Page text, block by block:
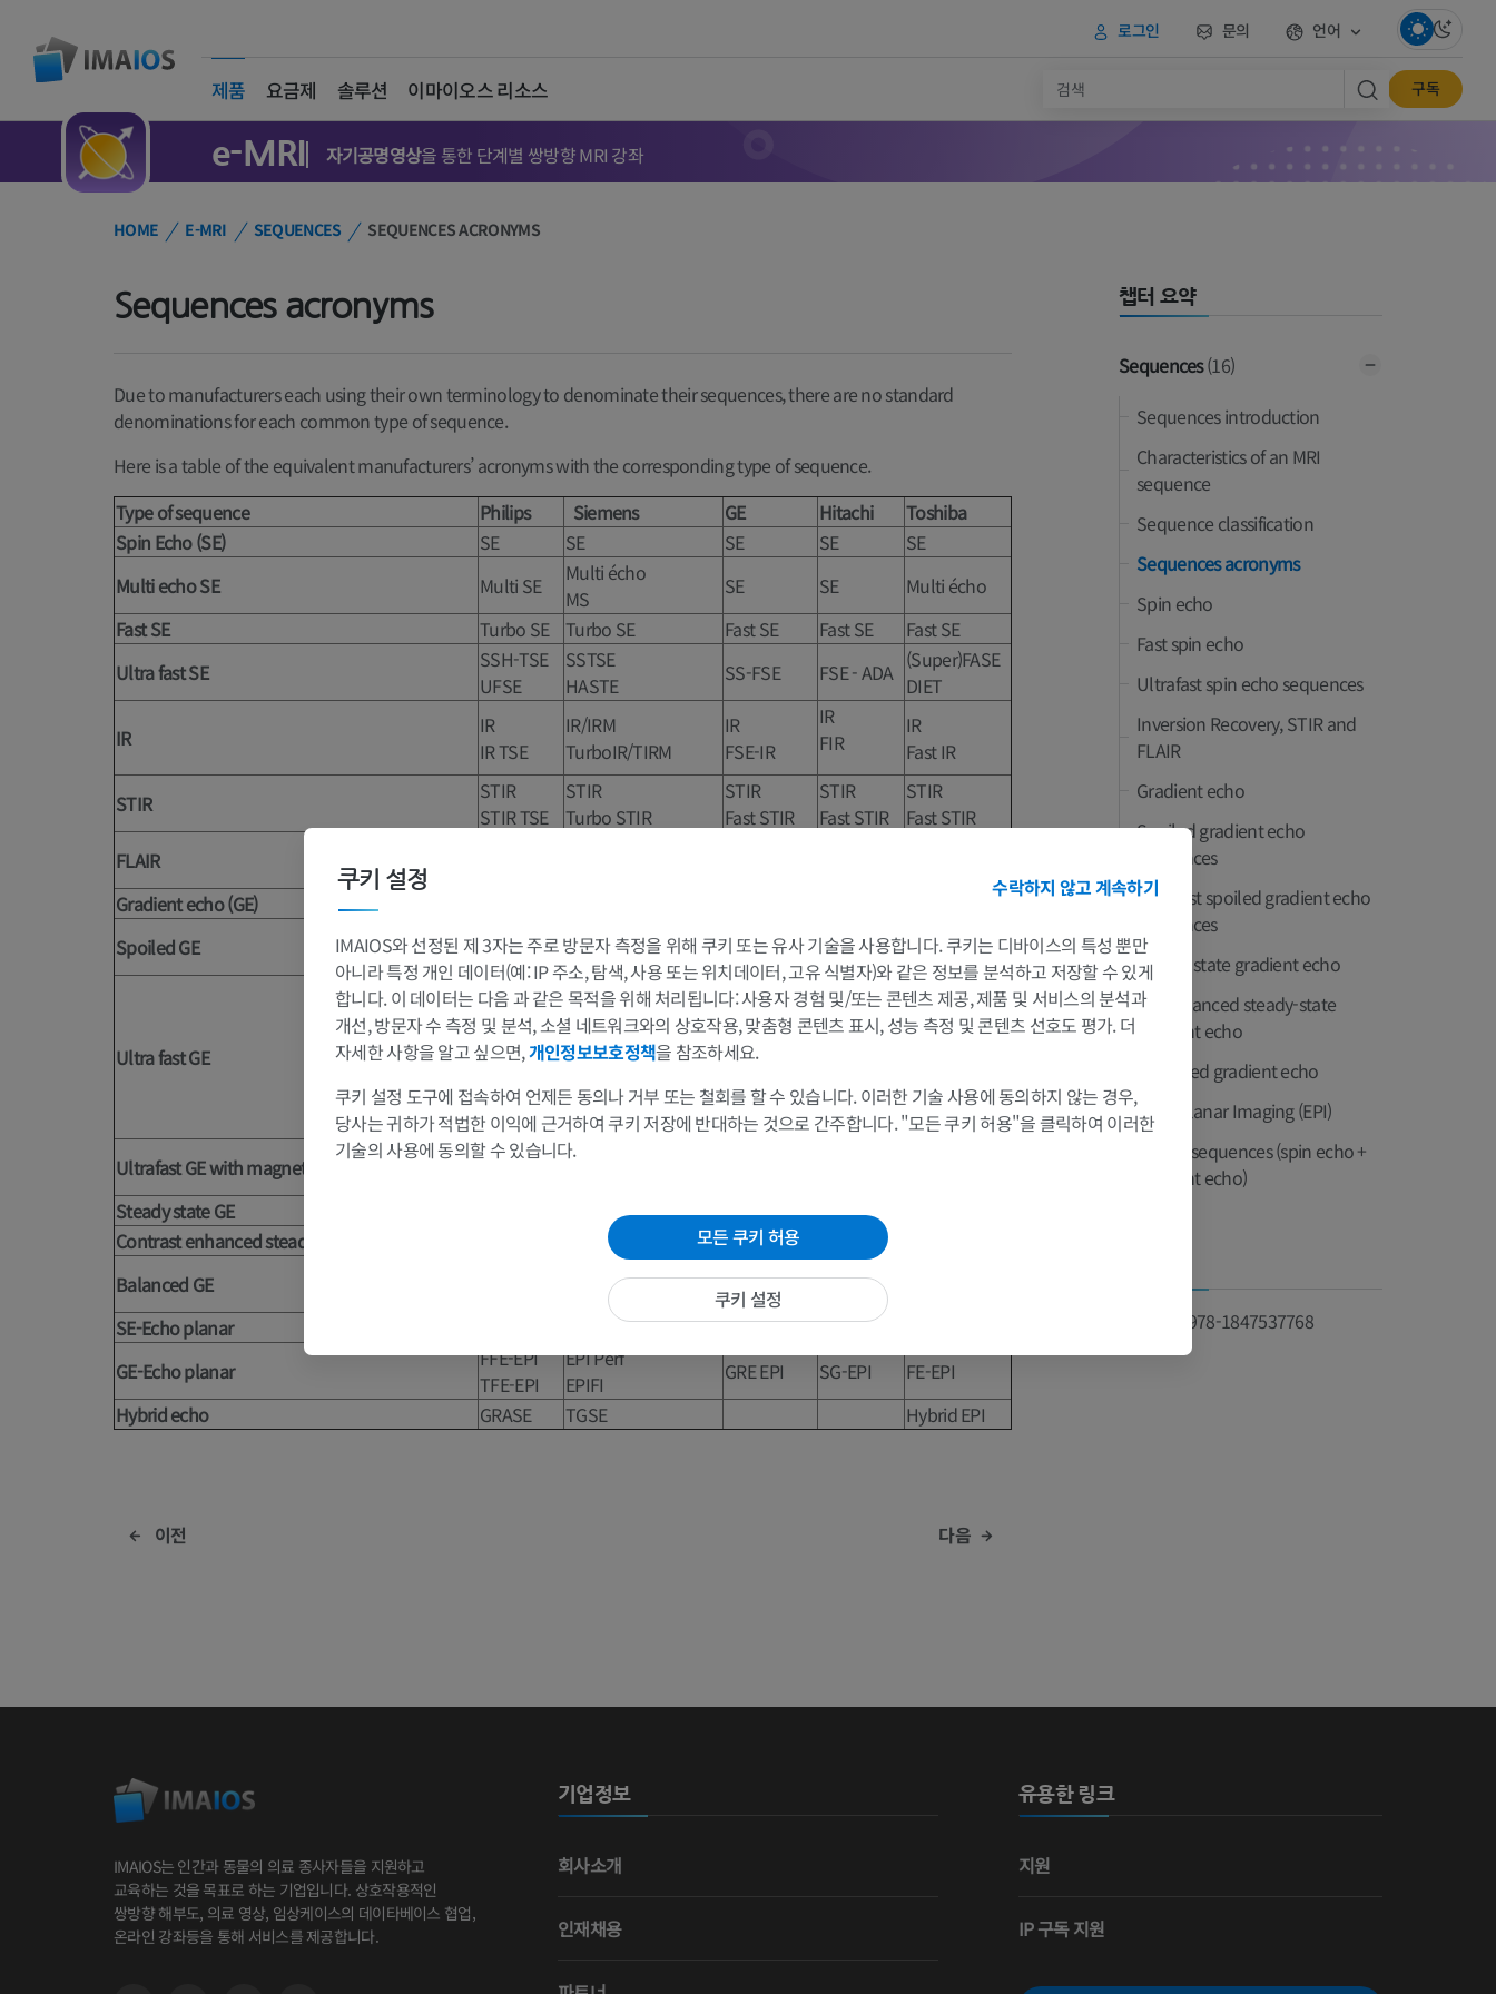
로그인 문의 언어
제품
(current)
요금제 솔루션 이마이오스 리소스 구독
e-MRI 자기공명영상을 통한 단계별 쌍방향 MRI 강좌
HOME E-MRI SEQUENCES SEQUENCES ACRONYMS
Sequences acronyms
Due to manufacturers each using their own terminology to denominate their sequences, there are no standard
denominations for each common type of sequence.
Here is a table of the equivalent manufacturers’ acronyms with the corresponding type of sequence.
Type of sequence
Philips Siemens GE Hitachi
Toshiba
Spin Echo (SE)
SE SE SE SE
SE
Multi echo SE
Multi SE
Multi écho
MS
SE SE
Multi écho
Fast SE
Turbo SE Turbo SE Fast SE Fast SE
Fast SE
Ultra fast SE
SSH-TSE
UFSE
SSTSE
HASTE
SS-FSE FSE - ADA (Super)FASE
DIET
IR
IR
IR TSE
IR/IRM
TurboIR/TIRM
IR
FSE-IR
IR
FIR
IR
Fast IR
STIR
STIR
STIR TSE
STIR
Turbo STIR
STIR
Fast STIR
STIR
Fast STIR
STIR
Fast STIR
FLAIR
Gradient echo (GE)
Spoiled GE
T1-FFE FLASH
SPGR
MPSPGR
RSSG
RF-spoiled
FE
Ultra fast GE
T1 -TFE
T2-TFE
THRIVE
TurboFLASH
VIBE
FGRE
Fast SPGR
FMPSPGR
VIBRANT
FAME
LAVA
Fast FE
QUICK 3D
Ultrafast GE with magnetization preparation IR-TFE T
Steady state GE
MPGR, GRE TRSG
Contrast enhanced steady state GE
SSFP
Balanced GE
Turbo FISP FIESTA BASG
SE-Echo planar
SE EPI SE EPI
GE-Echo planar
FFE-EPI
TFE-EPI
EPI Perf
EPIFI
GRE EPI SG-EPI
FE-EPI
Hybrid echo
GRASE TGSE Hybrid EPI
이전 다음
챕터 요약
Sequences(16)
Sequences introduction
Characteristics of an MRI
sequence
Sequence classification
Sequences acronyms
Spin echo
Fast spin echo
Ultrafast spin echo sequences
Inversion Recovery, STIR and
FLAIR
Gradient echo
Spoiled gradient echo
sequences
Ultrafast spoiled gradient echo
sequences
Steady state gradient echo
T2-enhanced steady-state
gradient echo
Balanced gradient echo
Echo planar Imaging (EPI)
Hybrid sequences (spin echo +
gradient echo)
ISBN 978-1847537768
IMAIOS는 인간과 동물의 의료 종사자들을 지원하고
교육하는 것을 목표로 하는 기업입니다. 상호작용적인
쌍방향 해부도, 의료 영상, 임상케이스의 데이타베이스 협업,
온라인 강좌등을 통해 서비스를 제공합니다.
기업정보
회사소개
인재채용
유용한 링크
지원
IP 구독 지원
쿠키 설정 수락하지 않고 계속하기
IMAIOS와 선정된 제 3자는 주로 방문자 측정을 위해 쿠키 또는 유사 기술을 사용합니다. 쿠키는 디바이스의 특성 뿐만
아니라 특정 개인 데이터(예: IP 주소, 탐색, 사용 또는 위치데이터, 고유 식별자)와 같은 정보를 분석하고 저장할 수 있게
합니다. 이 데이터는 다음 과 같은 목적을 위해 처리됩니다: 사용자 경험 및/또는 콘텐츠 제공, 제품 및 서비스의 분석과
개선, 방문자 수 측정 및 분석, 소셜 네트워크와의 상호작용, 맞춤형 콘텐츠 표시, 성능 측정 및 콘텐츠 선호도 평가. 더
자세한 사항을 알고 싶으면,개인정보보호정책을 참조하세요.
쿠키 설정 도구에 접속하여 언제든 동의나 거부 또는 철회를 할 수 있습니다. 이러한 기술 사용에 동의하지 않는 경우,
당사는 귀하가 적법한 이익에 근거하여 쿠키 저장에 반대하는 것으로 간주합니다. "모든 쿠키 허용"을 클릭하여 이러한
기술의 사용에 동의할 수 있습니다.
모든 쿠키 허용
쿠키 설정